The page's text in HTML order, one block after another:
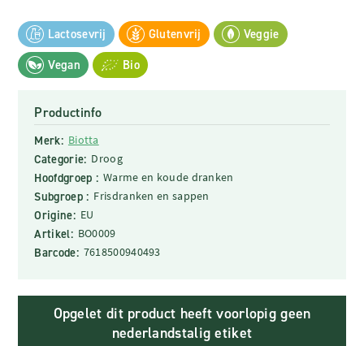
Lactosevrij Glutenvrij
Veggie
Vegan
Bio
Productinfo
Merk: Biotta
Categorie: Droog
Hoofdgroep : Warme en koude dranken
Subgroep : Frisdranken en sappen
Origine: EU
Artikel: BO0009
Barcode: 7618500940493
Opgelet dit product heeft voorlopig geen
nederlandstalig etiket